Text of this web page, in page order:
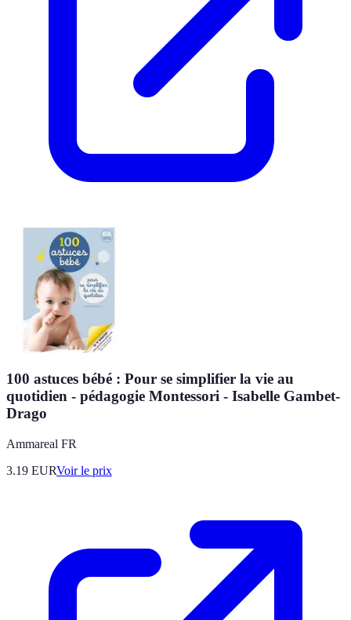
100 astuces bébé : Pour se simplifier la vie au
quotidien - pédagogie Montessori - Isabelle Gambet-
Drago
Ammareal FR
3.19 EURVoir le prix